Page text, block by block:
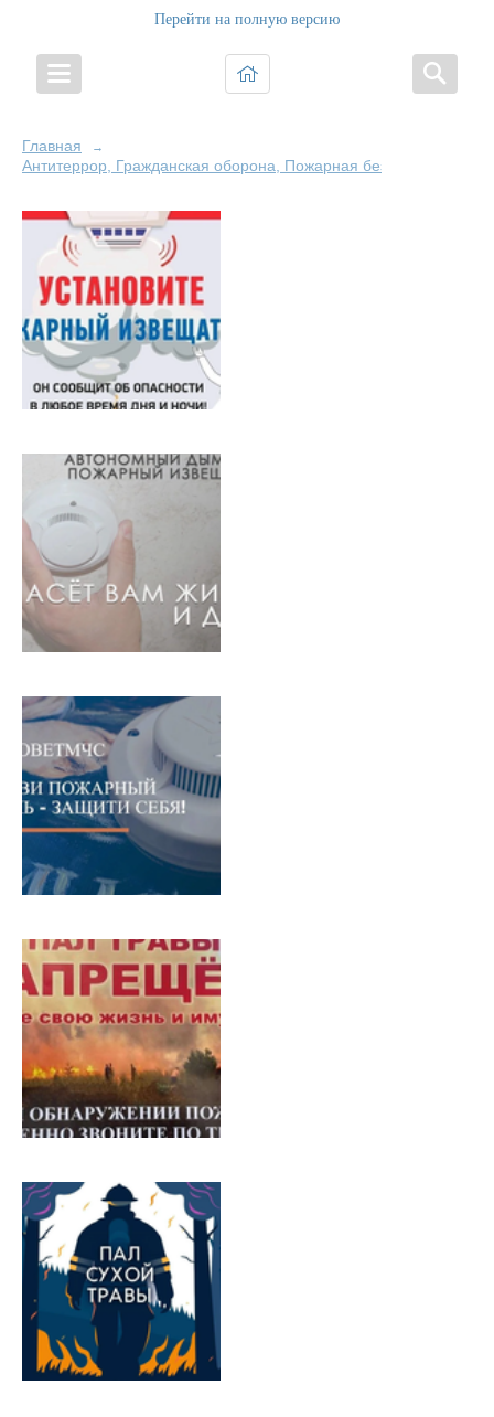
Перейти на полную версию
Главная →
Антитеррор, Гражданская оборона, Пожарная безопасность и